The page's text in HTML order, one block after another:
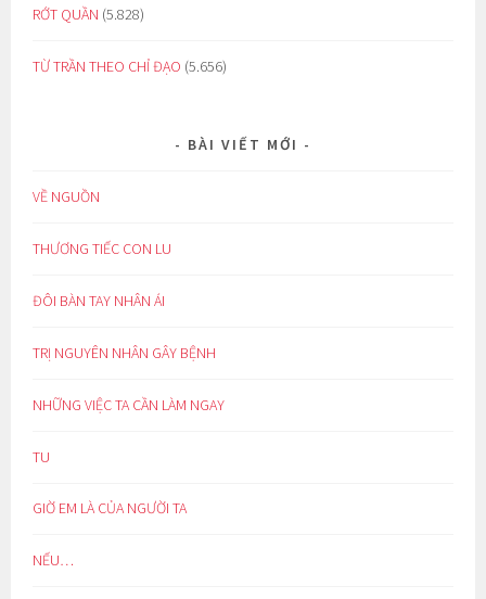
RỚT QUẦN (5.828)
TỪ TRẦN THEO CHỈ ĐẠO (5.656)
BÀI VIẾT MỚI
VỀ NGUỒN
THƯƠNG TIẾC CON LU
ĐÔI BÀN TAY NHÂN ÁI
TRỊ NGUYÊN NHÂN GÂY BỆNH
NHỮNG VIỆC TA CẦN LÀM NGAY
TU
GIỜ EM LÀ CỦA NGƯỜI TA
NẾU…